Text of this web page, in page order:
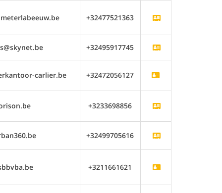
+32477521363
+32495917745
carlier.be +32472056127
+3233698856
+32499705616
+3211661621